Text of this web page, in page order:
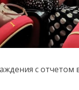
с отчетом